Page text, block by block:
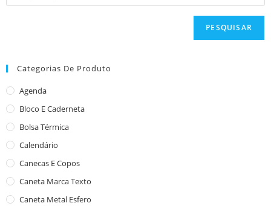
PESQUISAR
Categorias De Produto
Agenda
Bloco E Caderneta
Bolsa Térmica
Calendário
Canecas E Copos
Caneta Marca Texto
Caneta Metal Esfero